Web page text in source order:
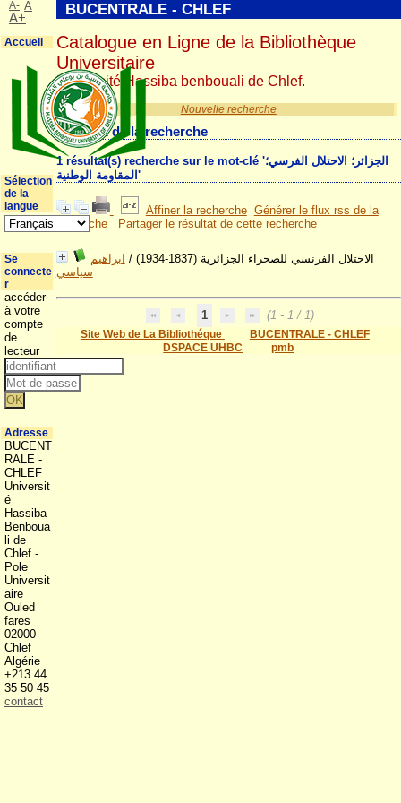
Nouvelle recherche
Résultat de la recherche
1 résultat(s) recherche sur le mot-clé 'الجزائر؛ الاحتلال الفرسي؛
المقاومة الوطنية'
Affiner la recherche Générer le flux rss de la
recherche
Partager le résultat de cette recherche
الاحتلال الفرنسي للصحراء الجزائرية (1837-1934) / ابراهيم
سياسي
1 (1 - 1 / 1)
Site Web de La Bibliothéque
BUCENTRALE - CHLEF
DSPACE UHBC
pmb
BUCENTRALE - CHLEF
Catalogue en Ligne de la Bibliothèque
Universitaire
Université Hassiba benbouali de Chlef.
A- A
A+
Accueil
Sélection
de la
langue
Se
connecte
r
accéder
à votre
compte
de
lecteur
Adresse
BUCENT
RALE -
CHLEF
Universit
é
Hassiba
Benboua
li de
Chlef -
Pole
Universit
aire
Ouled
fares
02000
Chlef
Algérie
+213 44
35 50 45
contact